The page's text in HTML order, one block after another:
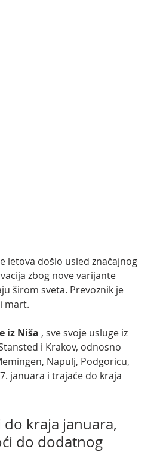
letova došlo usled značajnog
zbog nove varijante
širom sveta. Prevoznik je
mart.
iz Niša , sve svoje usluge iz
i Krakov, odnosno
Napulj, Podgoricu,
januara i trajaće do kraja
do kraja januara,
do dodatnog